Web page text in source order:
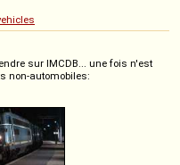
sur IMCDB... une fois n'est
non-automobiles: